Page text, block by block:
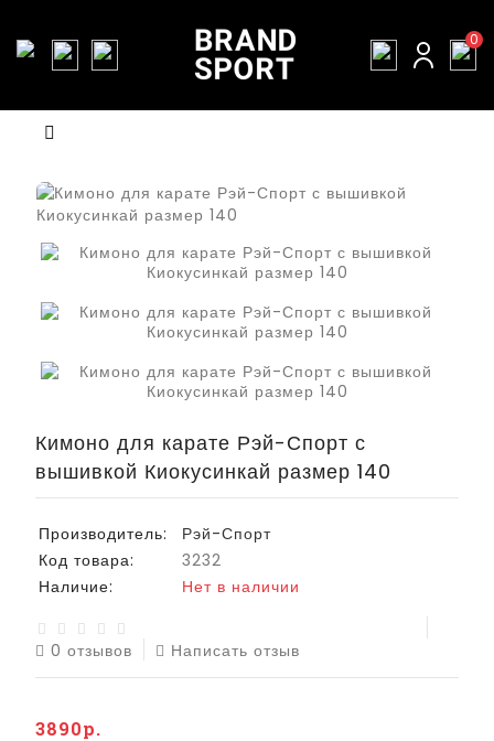
0
Кимоно для карате Рэй-Спорт с
вышивкой Киокусинкай размер 140
Производитель:
Рэй-Спорт
Код товара:
3232
Наличие:
Нет в наличии
0 отзывов Написать отзыв
3890р.